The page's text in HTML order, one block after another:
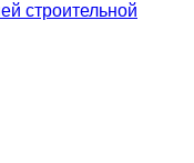
строительной